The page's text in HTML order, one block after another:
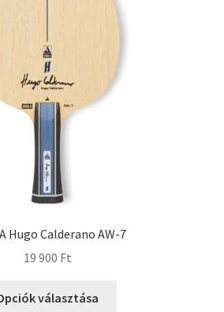
Hugo Calderano AW-7
19 900 Ft
választása